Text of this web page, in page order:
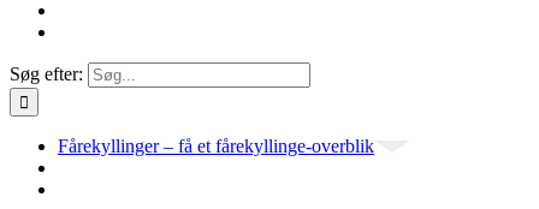
Søg efter:
Fårekyllinger – få et fårekyllinge-overblik